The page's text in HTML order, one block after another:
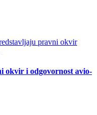
okvir i odgovornost avio-